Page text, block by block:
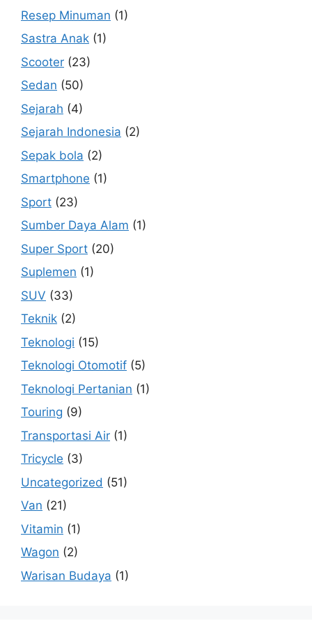
Resep Minuman (1)
Sastra Anak (1)
Scooter (23)
Sedan (50)
Sejarah (4)
Sejarah Indonesia (2)
Sepak bola (2)
Smartphone (1)
Sport (23)
Sumber Daya Alam (1)
Super Sport (20)
Suplemen (1)
SUV (33)
Teknik (2)
Teknologi (15)
Teknologi Otomotif (5)
Teknologi Pertanian (1)
Touring (9)
Transportasi Air (1)
Tricycle (3)
Uncategorized (51)
Van (21)
Vitamin (1)
Wagon (2)
Warisan Budaya (1)